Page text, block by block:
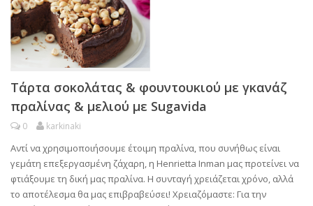
Τάρτα σοκολάτας & φουντουκιού με γκανάζ
πραλίνας & μελιού με Sugavida
0 karkinaki
Αντί να χρησιμοποιήσουμε έτοιμη πραλίνα, που συνήθως είναι
γεμάτη επεξεργασμένη ζάχαρη, η Henrietta Inman μας προτείνει να
φτιάξουμε τη δική μας πραλίνα. Η συνταγή χρειάζεται χρόνο, αλλά
το αποτέλεσμα θα μας επιβραβεύσει! Χρειαζόμαστε: Για την